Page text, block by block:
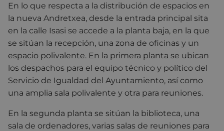
En lo que respecta a la distribución de espacios en
la nueva Andretxea, desde la entrada principal sita
en la calle Isasi se accede a la planta baja, en la que
se sitúan la recepción, una zona de oficinas y un
espacio polivalente. En la primera planta se ubican
los despachos para el equipo técnico y político del
Servicio de Igualdad del Ayuntamiento, así como
una amplia sala polivalente y otra para reuniones.
En la segunda planta se sitúan la biblioteca, una
sala de ordenadores, varias salas de reuniones para